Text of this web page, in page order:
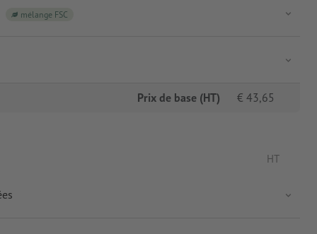
mélange FSC
Prix de base (HT) € 43,65
HT